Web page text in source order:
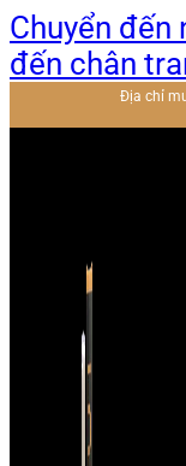
Chuyển đến
đến chân
Địa chỉ